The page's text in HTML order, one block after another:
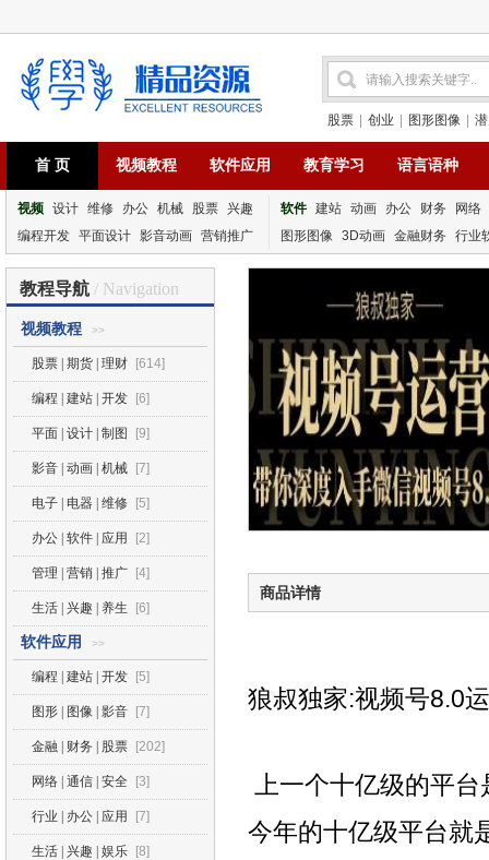
股票 创业 图形图像
首 页 视频教程 软件应用 教育学习 语言语种
视频 设计 维修 办公 机械 股票 兴趣
编程开发 平面设计 影音动画 营销推广
软件 建站 动画 办公 财务
网络
图形图像 3D动画 金融财务 行业
教程导航 / Navigation
视频教程 >>
股票 | 期货 | 理财 [614]
编程 | 建站 | 开发 [6]
平面 | 设计 | 制图 [9]
影音 | 动画 | 机械 [7]
电子 | 电器 | 维修 [5]
办公 | 软件 | 应用 [2]
管理 | 营销 | 推广 [4]
生活 | 兴趣 | 养生 [6]
软件应用 >>
编程 | 建站 | 开发 [5]
图形 | 图像 | 影音 [7]
金融 | 财务 | 股票 [202]
网络 | 通信 | 安全 [3]
行业 | 办公 | 应用 [7]
生活 | 兴趣 | 娱乐 [8]
商品详情
狼叔独家:视频号8.0
上一个十亿级的平
今年的十亿级平台就